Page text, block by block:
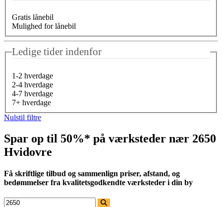
Gratis lånebil
Mulighed for lånebil
Ledige tider indenfor
1-2 hverdage
2-4 hverdage
4-7 hverdage
7+ hverdage
Nulstil filtre
Spar op til 50%* på værksteder nær 2650
Hvidovre
Få skriftlige tilbud og sammenlign priser, afstand, og
bedømmelser fra kvalitetsgodkendte værksteder i din by